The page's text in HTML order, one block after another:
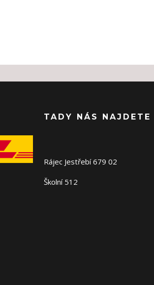
TADY NÁS NAJDETE
Rájec Jestřebí 679 02
Školní 512